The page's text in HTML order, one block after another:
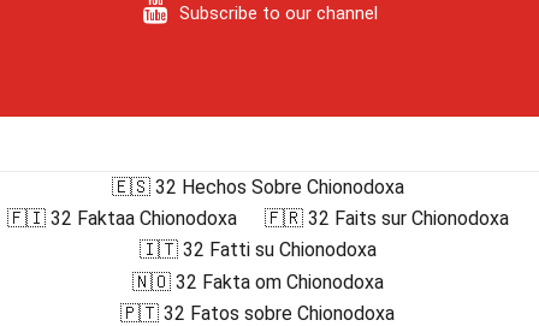
Subscribe to our channel
🇪🇸 32 Hechos Sobre Chionodoxa
🇫🇮 32 Faktaa Chionodoxa
🇫🇷 32 Faits sur Chionodoxa
🇮🇹 32 Fatti su Chionodoxa
🇳🇴 32 Fakta om Chionodoxa
🇵🇹 32 Fatos sobre Chionodoxa